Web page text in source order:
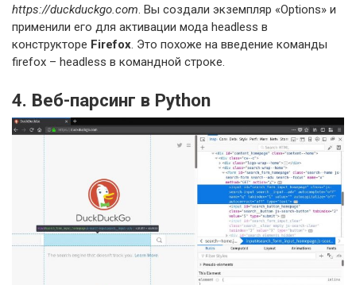
https://duckduckgo.com . Вы создали экземпляр «Options» и
применили его для активации мода headless в
конструкторе Firefox . Это похоже на введение команды
firefox – headless в командной строке.
4. Веб-парсинг в Python